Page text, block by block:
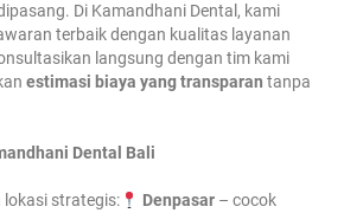
Di Kamandhani Dental, kami
terbaik dengan kualitas layanan
langsung dengan tim kami
estimasi biaya yang transparan tanpa
Dental Bali
lokasi strategis: Denpasar– cocok